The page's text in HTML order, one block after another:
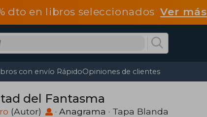
dto en libros seleccionadosVer más
con envío RápidoOpiniones de clientes
del Fantasma
(Autor) · Anagrama · Tapa Blanda